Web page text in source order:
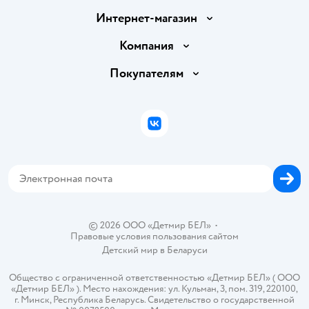
Интернет-магазин
Доставка и оплата
Правила продажи
Политика использования файлов cookie
Компания
Вакансии
Покупателям
Бонусные карты
© 2026 ООО «Детмир БЕЛ»•
Правовые условия пользования сайтом
Детский мир в Беларуси
Общество с ограниченной ответственностью «Детмир БЕЛ» ( ООО
«Детмир БЕЛ» ). Место нахождения: ул. Кульман, 3, пом. 319, 220100,
г. Минск, Республика Беларусь. Свидетельство о государственной
ВКонтакте